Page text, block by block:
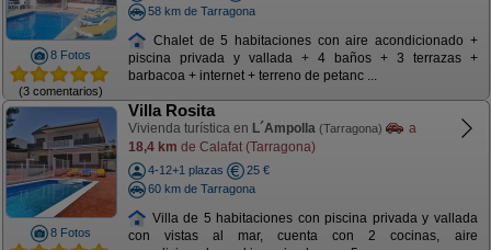
8 Fotos
(3 comentarios)
58 km de Tarragona
Chalet de 5 habitaciones con aire acondicionado +
piscina privada y vallada + 4 baños + 3 terrazas +
barbacoa + internet + terreno de petanc ...
8 Fotos
Villa Rosita
Vivienda turística en L´Ampolla (Tarragona)
a
18,4 km de Calafat (Tarragona)
4-12+1 plazas
25 €
60 km de Tarragona
Villa de 5 habitaciones con piscina privada y vallada
con vistas al mar, cuenta con 2 cocinas, aire